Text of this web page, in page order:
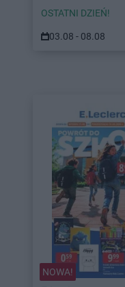
OSTATNI DZIEŃ!
03.08 - 08.08
NOWA!